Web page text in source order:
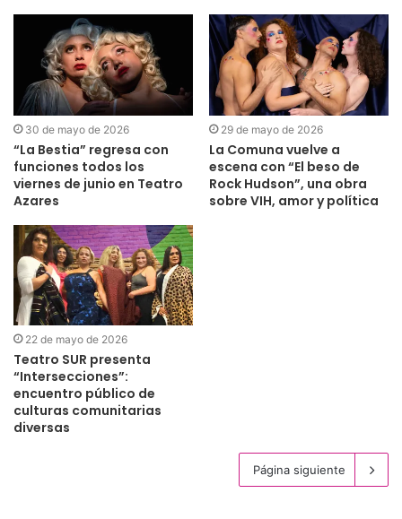
30 de mayo de 2026
“La Bestia” regresa con
funciones todos los
viernes de junio en Teatro
Azares
29 de mayo de 2026
La Comuna vuelve a
escena con “El beso de
Rock Hudson”, una obra
sobre VIH, amor y política
22 de mayo de 2026
Teatro SUR presenta
“Intersecciones”:
encuentro público de
culturas comunitarias
diversas
Página siguiente